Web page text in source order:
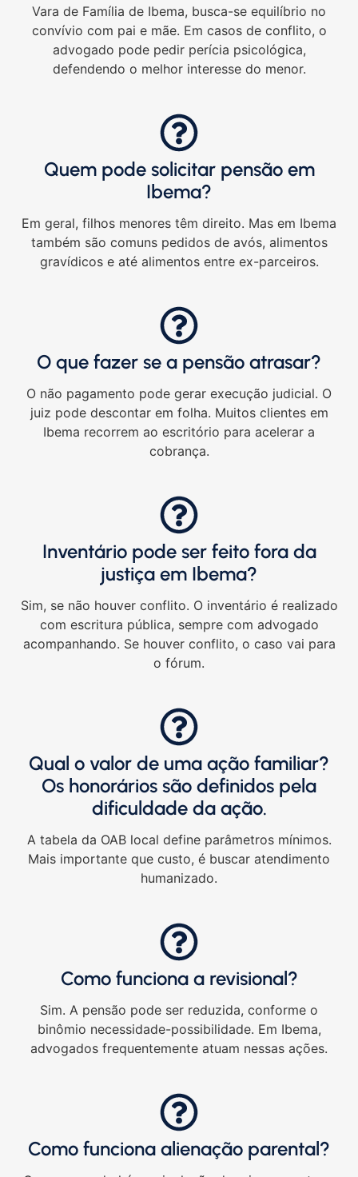
Vara de Família de Ibema, busca-se equilíbrio no
convívio com pai e mãe. Em casos de conflito, o
advogado pode pedir perícia psicológica,
defendendo o melhor interesse do menor.
Quem pode solicitar pensão em
Ibema?
Em geral, filhos menores têm direito. Mas em Ibema
também são comuns pedidos de avós, alimentos
gravídicos e até alimentos entre ex-parceiros.
O que fazer se a pensão atrasar?
O não pagamento pode gerar execução judicial. O
juiz pode descontar em folha. Muitos clientes em
Ibema recorrem ao escritório para acelerar a
cobrança.
Inventário pode ser feito fora da
justiça em Ibema?
Sim, se não houver conflito. O inventário é realizado
com escritura pública, sempre com advogado
acompanhando. Se houver conflito, o caso vai para
o fórum.
Qual o valor de uma ação familiar?
Os honorários são definidos pela
dificuldade da ação.
A tabela da OAB local define parâmetros mínimos.
Mais importante que custo, é buscar atendimento
humanizado.
Como funciona a revisional?
Sim. A pensão pode ser reduzida, conforme o
binômio necessidade-possibilidade. Em Ibema,
advogados frequentemente atuam nessas ações.
Como funciona alienação parental?